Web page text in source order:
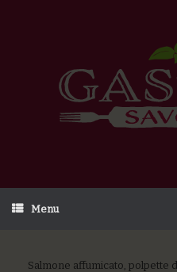
Menu
Salmone affumicato, polpette